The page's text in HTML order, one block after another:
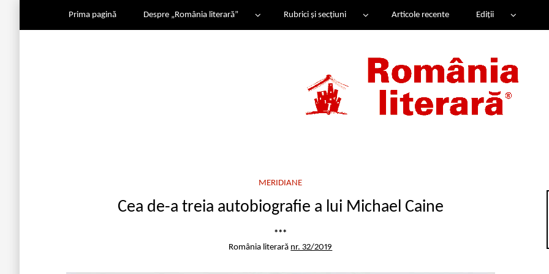
Prima pagină Despre „România literară” Rubrici și secțiuni Articole recente Ediții
MERIDIANE
Cea de-a treia autobiografie a lui Michael Caine
***
România literară nr. 32/2019